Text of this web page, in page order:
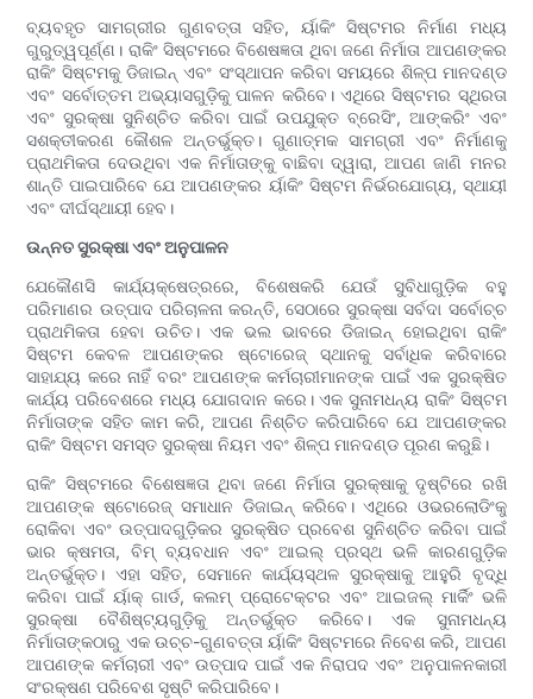
ବ୍ୟବହୃତ ସାମଗ୍ରୀର ଗୁଣବତ୍ତା ସହିତ, ର୍ୟାକିଂ ସିଷ୍ଟମର ନିର୍ମାଣ ମଧ୍ୟ
ଗୁରୁତ୍ୱପୂର୍ଣ୍ଣ। ରାକିଂ ସିଷ୍ଟମରେ ବିଶେଷଜ୍ଞତା ଥିବା ଜଣେ ନିର୍ମାତା ଆପଣଙ୍କର
ରାକିଂ ସିଷ୍ଟମକୁ ଡିଜାଇନ୍ ଏବଂ ସଂସ୍ଥାପନ କରିବା ସମୟରେ ଶିଳ୍ପ ମାନଦଣ୍ଡ
ଏବଂ ସର୍ବୋତ୍ତମ ଅଭ୍ୟାସଗୁଡ଼ିକୁ ପାଳନ କରିବେ। ଏଥିରେ ସିଷ୍ଟମର ସ୍ଥିରତା
ଏବଂ ସୁରକ୍ଷା ସୁନିଶ୍ଚିତ କରିବା ପାଇଁ ଉପଯୁକ୍ତ ବ୍ରେସିଂ, ଆଙ୍କରିଂ ଏବଂ
ସଶକ୍ତୀକରଣ କୌଶଳ ଅନ୍ତର୍ଭୁକ୍ତ। ଗୁଣାତ୍ମକ ସାମଗ୍ରୀ ଏବଂ ନିର୍ମାଣକୁ
ପ୍ରାଥମିକତା ଦେଉଥିବା ଏକ ନିର୍ମାତାଙ୍କୁ ବାଛିବା ଦ୍ୱାରା, ଆପଣ ଜାଣି ମନର
ଶାନ୍ତି ପାଇପାରିବେ ଯେ ଆପଣଙ୍କର ର୍ୟାକିଂ ସିଷ୍ଟମ ନିର୍ଭରଯୋଗ୍ୟ, ସ୍ଥାୟୀ
ଏବଂ ଦୀର୍ଘସ୍ଥାୟୀ ହେବ।
ଉନ୍ନତ ସୁରକ୍ଷା ଏବଂ ଅନୁପାଳନ
ଯେକୌଣସି କାର୍ଯ୍ୟକ୍ଷେତ୍ରରେ, ବିଶେଷକରି ଯେଉଁ ସୁବିଧାଗୁଡ଼ିକ ବହୁ
ପରିମାଣର ଉତ୍ପାଦ ପରିଚାଳନା କରନ୍ତି, ସେଠାରେ ସୁରକ୍ଷା ସର୍ବଦା ସର୍ବୋଚ୍ଚ
ପ୍ରାଥମିକତା ହେବା ଉଚିତ। ଏକ ଭଲ ଭାବରେ ଡିଜାଇନ୍ ହୋଇଥିବା ରାକିଂ
ସିଷ୍ଟମ କେବଳ ଆପଣଙ୍କର ଷ୍ଟୋରେଜ୍ ସ୍ଥାନକୁ ସର୍ବାଧିକ କରିବାରେ
ସାହାଯ୍ୟ କରେ ନାହିଁ ବରଂ ଆପଣଙ୍କ କର୍ମଚାରୀମାନଙ୍କ ପାଇଁ ଏକ ସୁରକ୍ଷିତ
କାର୍ଯ୍ୟ ପରିବେଶରେ ମଧ୍ୟ ଯୋଗଦାନ କରେ। ଏକ ସୁନାମଧନ୍ୟ ରାକିଂ ସିଷ୍ଟମ
ନିର୍ମାତାଙ୍କ ସହିତ କାମ କରି, ଆପଣ ନିଶ୍ଚିତ କରିପାରିବେ ଯେ ଆପଣଙ୍କର
ରାକିଂ ସିଷ୍ଟମ ସମସ୍ତ ସୁରକ୍ଷା ନିୟମ ଏବଂ ଶିଳ୍ପ ମାନଦଣ୍ଡ ପୂରଣ କରୁଛି।
ରାକିଂ ସିଷ୍ଟମରେ ବିଶେଷଜ୍ଞତା ଥିବା ଜଣେ ନିର୍ମାତା ସୁରକ୍ଷାକୁ ଦୃଷ୍ଟିରେ ରଖି
ଆପଣଙ୍କ ଷ୍ଟୋରେଜ୍ ସମାଧାନ ଡିଜାଇନ୍ କରିବେ। ଏଥିରେ ଓଭରଲୋଡିଂକୁ
ରୋକିବା ଏବଂ ଉତ୍ପାଦଗୁଡ଼ିକର ସୁରକ୍ଷିତ ପ୍ରବେଶ ସୁନିଶ୍ଚିତ କରିବା ପାଇଁ
ଭାର କ୍ଷମତା, ବିମ୍ ବ୍ୟବଧାନ ଏବଂ ଆଇଲ୍ ପ୍ରସ୍ଥ ଭଳି କାରଣଗୁଡ଼ିକ
ଅନ୍ତର୍ଭୁକ୍ତ। ଏହା ସହିତ, ସେମାନେ କାର୍ଯ୍ୟସ୍ଥଳ ସୁରକ୍ଷାକୁ ଆହୁରି ବୃଦ୍ଧି
କରିବା ପାଇଁ ର୍ୟାକ୍ ଗାର୍ଡ, କଲମ୍ ପ୍ରୋଟେକ୍ଟର ଏବଂ ଆଇଜଲ୍ ମାର୍କିଂ ଭଳି
ସୁରକ୍ଷା ବୈଶିଷ୍ଟ୍ୟଗୁଡ଼ିକୁ ଅନ୍ତର୍ଭୁକ୍ତ କରିବେ। ଏକ ସୁନାମଧନ୍ୟ
ନିର୍ମାତାଙ୍କଠାରୁ ଏକ ଉଚ୍ଚ-ଗୁଣବତ୍ତା ର୍ୟାକିଂ ସିଷ୍ଟମରେ ନିବେଶ କରି, ଆପଣ
ଆପଣଙ୍କ କର୍ମଚାରୀ ଏବଂ ଉତ୍ପାଦ ପାଇଁ ଏକ ନିରାପଦ ଏବଂ ଅନୁପାଳନକାରୀ
ସଂରକ୍ଷଣ ପରିବେଶ ସୃଷ୍ଟି କରିପାରିବେ।